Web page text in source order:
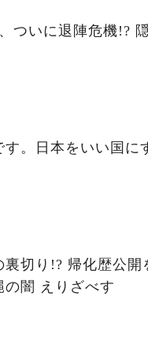
ついに退陣危機!?
す。日本をいい国に
裏切り!? 帰化歴公
の闇 えりざべす